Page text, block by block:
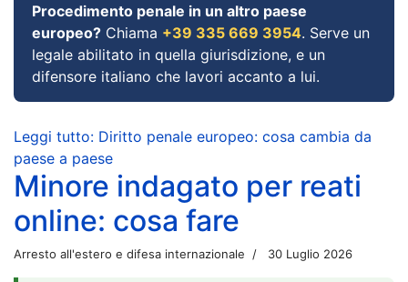
Procedimento penale in un altro paese
europeo? Chiama +39 335 669 3954. Serve un
legale abilitato in quella giurisdizione, e un
difensore italiano che lavori accanto a lui.
Leggi tutto: Diritto penale europeo: cosa cambia da
paese a paese
Minore indagato per reati
online: cosa fare
Arresto all'estero e difesa internazionale 30 Luglio 2026